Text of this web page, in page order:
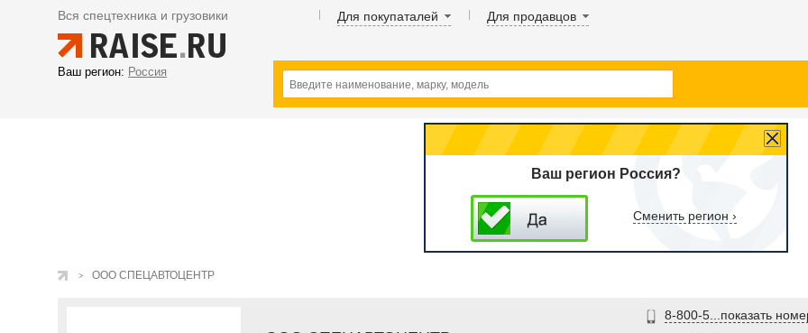
Вся спецтехника и грузовики Для покупаталей Для продавцов
Ваш регион: Россия
Ваш регион Россия?
Сменить регион ›
ООО СПЕЦАВТОЦЕНТР
8-800-5...показать